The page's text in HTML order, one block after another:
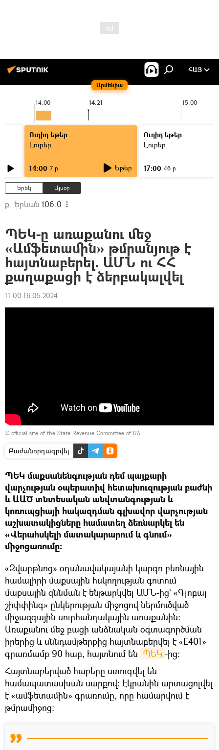
Արմենիա
ՀԱՅ
14:00 15:00
14:21
Ուղիղ եթեր
Լուրեր
14:00 7 ր Եթեր
Ուղիղ եթեր
Լուրեր
17:00 46 ր
Երեկ Այսօր
ք. Երևան 106.0
ՊԵԿ-ը առաքանու մեջ
«Ամֆետամին» թմրանյութ է
հայտնաբերել. ԱՄՆ ու ՀՀ
քաղաքացի է ձերբակալվել
11:00 16.05.2024
© official site of the State Revenue Committee of RA
Բաժանորդագրվել
ՊԵԿ մաքսանենգության դեմ պայքարի
վարչության օպերատիվ հետախուզության բաժնի
և ԱԱԾ տնտեսական անվտանգության և
կոռուպցիայի հակազդման գլխավոր վարչության
աշխատակիցները համատեղ ձեռնարկել են
«Վերահսկելի մատակարարում և գնում»
միջոցառումը:
«Զվարթնոց» օդանավակայանի կարգո բեռնային
համալիրի մաքսային հսկողության գոտում
մաքսային զննման է ենթարկվել ԱՄՆ-ից` «Գլոբալ
շիփփինգ» ընկերության միջոցով ներմուծված
միջազգային սուրհանդակային առաքանին:
Առաքանու մեջ բացի անձնական օգտագործման
իրերից և սննդամթերքից հայտնաբերվել է «E401»
գրառմամբ 90 հաբ, հայտնում են ՊԵԿ -ից։
Հայտնաբերված հաբերը ստուգվել են
համապատասխան սարքով: Էկրանին արտացոլվել
է «ամֆետամին» գրառումը, որը համարվում է
թմրամիջոց: